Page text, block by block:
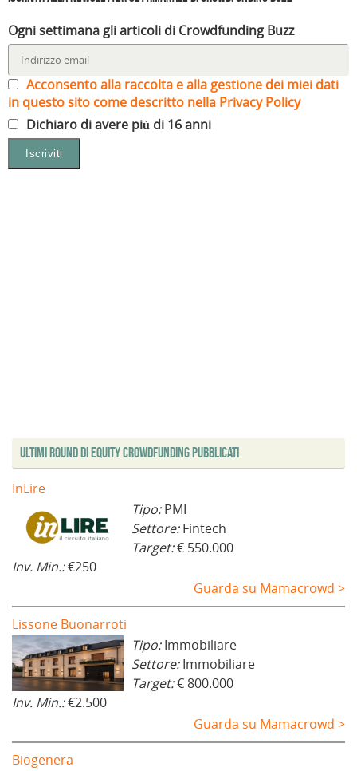
Ogni settimana gli articoli di Crowdfunding Buzz
Acconsento alla raccolta e alla gestione dei miei dati
in questo sito come descritto nella Privacy Policy
Dichiaro di avere più di 16 anni
Ultimi Round di Equity Crowdfunding Pubblicati
InLire
Tipo:PMI
Settore:Fintech
Target:€ 550.000
Inv. Min.:€250
Guarda su Mamacrowd >
Lissone Buonarroti
Tipo:Immobiliare
Settore:Immobiliare
Target:€ 800.000
Inv. Min.:€2.500
Guarda su Mamacrowd >
Biogenera